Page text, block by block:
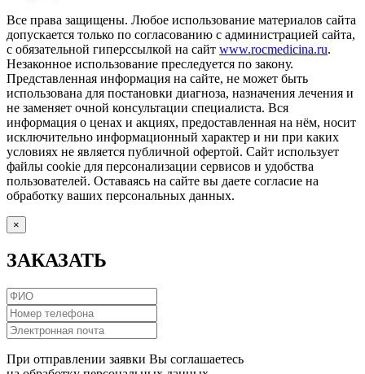
Все права защищены. Любое использование материалов сайта
допускается только по согласованию с администрацией сайта,
с обязательной гиперссылкой на сайт www.rocmedicina.ru.
Незаконное использование преследуется по закону.
Представленная информация на сайте, не может быть
использована для постановки диагноза, назначения лечения и
не заменяет очной консультации специалиста. Вся
информация о ценах и акциях, предоставленная на нём, носит
исключительно информационный характер и ни при каких
условиях не является публичной офертой. Сайт использует
файлы cookie для персонализации сервисов и удобства
пользователей. Оставаясь на сайте вы даете согласие на
обработку ваших персональных данных.
×
ЗАКАЗАТЬ
При отправлении заявки Вы соглашаетесь